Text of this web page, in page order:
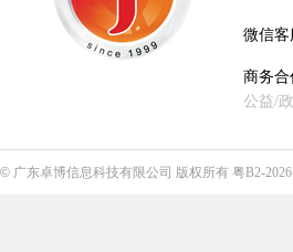
微信客
商务合
公益/
© 广东卓博信息科技有限公司 版权所有 粤B2-